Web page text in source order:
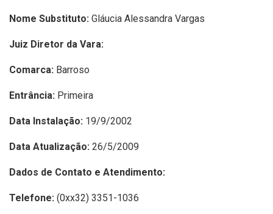
Nome Substituto: Gláucia Alessandra Vargas
Juiz Diretor da Vara:
Comarca: Barroso
Entrância: Primeira
Data Instalação: 19/9/2002
Data Atualização: 26/5/2009
Dados de Contato e Atendimento:
Telefone: (0xx32) 3351-1036